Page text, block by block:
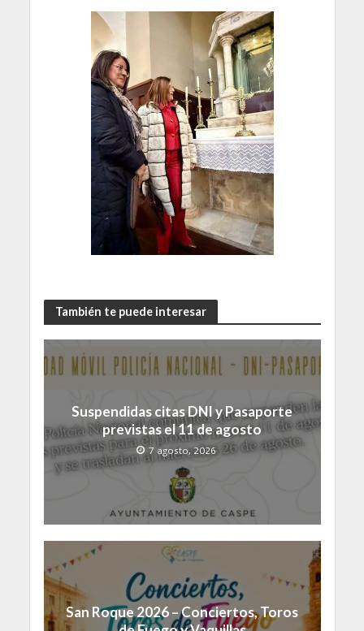
También te puede interesar
Suspendidas citas DNI y Pasaporte
previstas el 11 de agosto
7 agosto, 2026
San Roque 2026 – Conciertos, Toros